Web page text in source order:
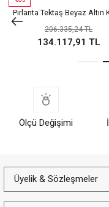
Pırlanta Tektaş Beyaz Altın
206.335,24 TL
134.117,91 TL
Ölçü Değişimi
Üyelik & Sözleşmeler